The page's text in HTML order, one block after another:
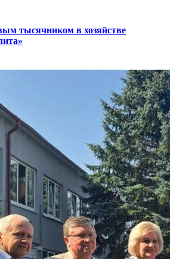
тысячником в хозяйстве